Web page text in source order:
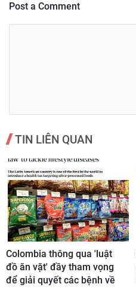
Post a Comment
TIN LIÊN QUAN
Colombia thông qua 'luật
đồ ăn vặt' đầy tham vọng
để giải quyết các bệnh về